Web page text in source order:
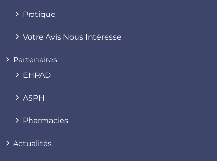
Pratique
Votre Avis Nous Intéresse
Partenaires
EHPAD
ASPH
Pharmacies
Actualités